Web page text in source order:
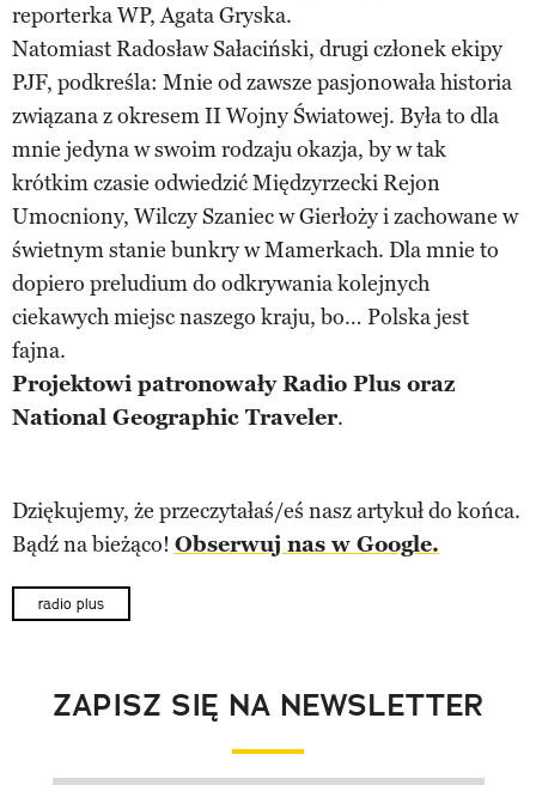
reporterka WP, Agata Gryska.
Natomiast Radosław Sałaciński, drugi członek ekipy
PJF, podkreśla: Mnie od zawsze pasjonowała historia
związana z okresem II Wojny Światowej. Była to dla
mnie jedyna w swoim rodzaju okazja, by w tak
krótkim czasie odwiedzić Międzyrzecki Rejon
Umocniony, Wilczy Szaniec w Gierłoży i zachowane w
świetnym stanie bunkry w Mamerkach. Dla mnie to
dopiero preludium do odkrywania kolejnych
ciekawych miejsc naszego kraju, bo… Polska jest
fajna.
Projektowi patronowały Radio Plus oraz
National Geographic Traveler.
Dziękujemy, że przeczytałaś/eś nasz artykuł do końca.
Bądź na bieżąco! Obserwuj nas w Google.
radio plus
ZAPISZ SIĘ NA NEWSLETTER